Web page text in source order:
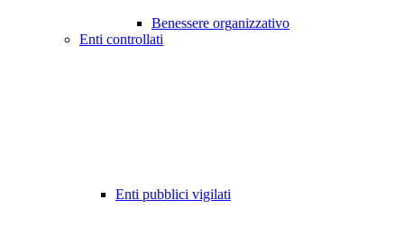
Benessere organizzativo
Enti controllati
Enti pubblici vigilati